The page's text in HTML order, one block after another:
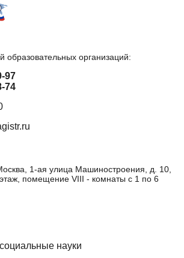
образовательных организаций:
97
74
1-ая улица Машиностроения, д. 10,
помещение VIII - комнаты с 1 по 6
науки